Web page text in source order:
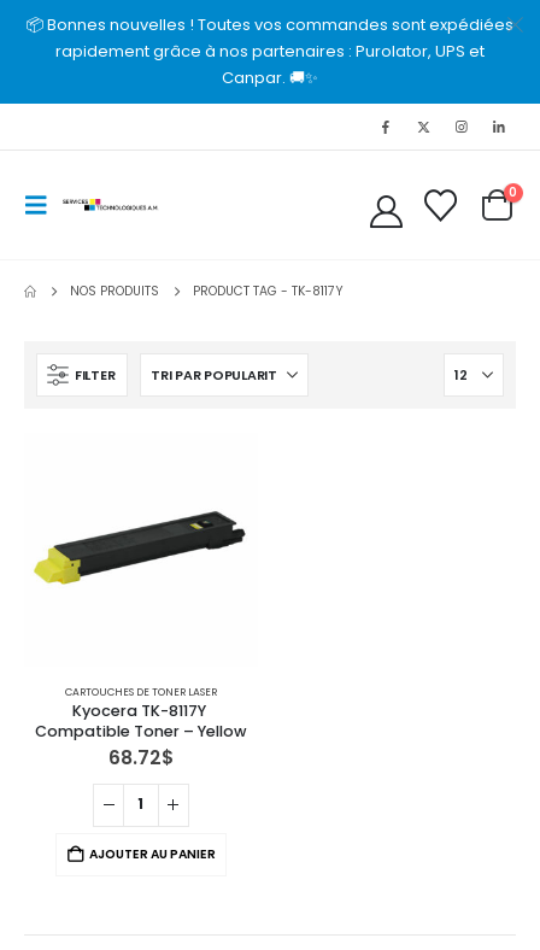
📦 Bonnes nouvelles ! Toutes vos commandes sont expédiées
rapidement grâce à nos partenaires : Purolator, UPS et
Canpar. 🚚✨
0
NOS PRODUITS PRODUCT TAG -TK-8117Y
FILTER
CARTOUCHES DE TONER LASER
Kyocera TK-8117Y
Compatible Toner – Yellow
68.72$
AJOUTER AU PANIER